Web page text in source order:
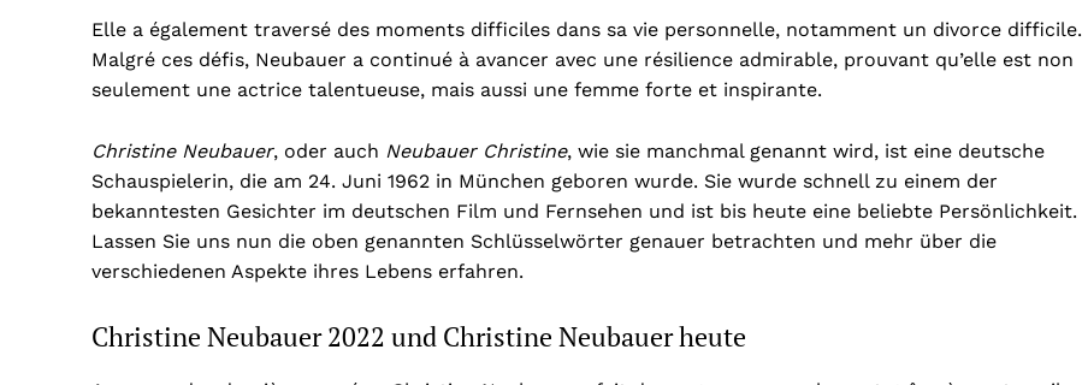
Elle a également traversé des moments difficiles dans sa vie personnelle, notamment un divorce difficile.
Malgré ces défis, Neubauer a continué à avancer avec une résilience admirable, prouvant qu’elle est non
seulement une actrice talentueuse, mais aussi une femme forte et inspirante.
Christine Neubauer, oder auch Neubauer Christine, wie sie manchmal genannt wird, ist eine deutsche
Schauspielerin, die am 24. Juni 1962 in München geboren wurde. Sie wurde schnell zu einem der
bekanntesten Gesichter im deutschen Film und Fernsehen und ist bis heute eine beliebte Persönlichkeit.
Lassen Sie uns nun die oben genannten Schlüsselwörter genauer betrachten und mehr über die
verschiedenen Aspekte ihres Lebens erfahren.
Christine Neubauer 2022 und Christine Neubauer heute